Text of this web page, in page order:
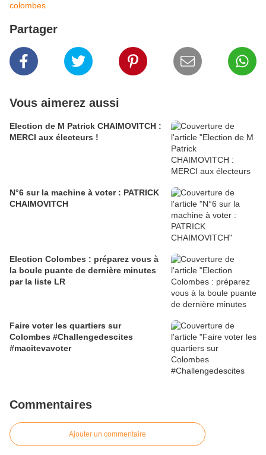
colombes
Partager
Vous aimerez aussi
Election de M Patrick CHAIMOVITCH :
MERCI aux électeurs !
N°6 sur la machine à voter : PATRICK
CHAIMOVITCH
Election Colombes : préparez vous à
la boule puante de dernière minutes
par la liste LR
Faire voter les quartiers sur
Colombes #Challengedescites
#macitevavoter
Commentaires
Ajouter un commentaire